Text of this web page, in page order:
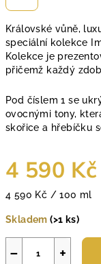
Královské vůně,
speciální kolekce
Kolekce je
přičemž každý
Pod číslem 1 se
ovocnými tony,
skořice a hřebíčku
4 590 Kč
Měrná
4 590 Kč / 100 ml
Skladem(>1 ks)
+
−